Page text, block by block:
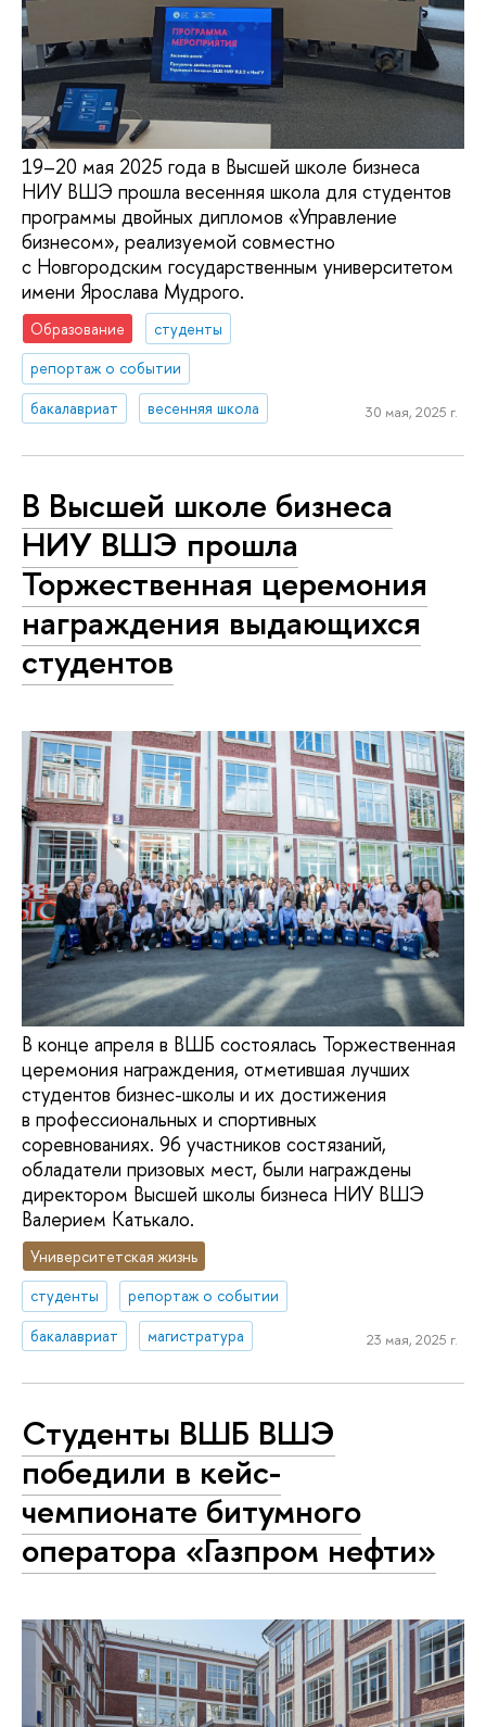
19–20 мая 2025 года в Высшей школе бизнеса
НИУ ВШЭ прошла весенняя школа для студентов
программы двойных дипломов «Управление
бизнесом», реализуемой совместно
с Новгородским государственным университетом
имени Ярослава Мудрого.
Образование
студенты
репортаж о событии
бакалавриат
весенняя школа 30 мая, 2025 г.
В Высшей школе бизнеса
НИУ ВШЭ прошла
Торжественная церемония
награждения выдающихся
студентов
В конце апреля в ВШБ состоялась Торжественная
церемония награждения, отметившая лучших
студентов бизнес-школы и их достижения
в профессиональных и спортивных
соревнованиях. 96 участников состязаний,
обладатели призовых мест, были награждены
директором Высшей школы бизнеса НИУ ВШЭ
Валерием Катькало.
Университетская жизнь
студенты
репортаж о событии
бакалавриат
магистратура 23 мая, 2025 г.
Студенты ВШБ ВШЭ
победили в кейс-
чемпионате битумного
оператора «Газпром нефти»